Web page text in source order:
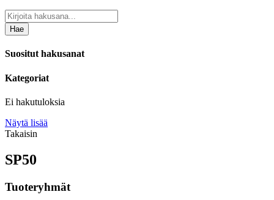
Hae
Suositut hakusanat
Kategoriat
Ei hakutuloksia
Näytä lisää
Takaisin
SP50
Tuoteryhmät